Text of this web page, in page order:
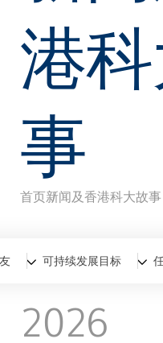
港
事
面
包
屑
首页新闻及香港科大故事
全部新闻香港科大
可持续发展目标
2026